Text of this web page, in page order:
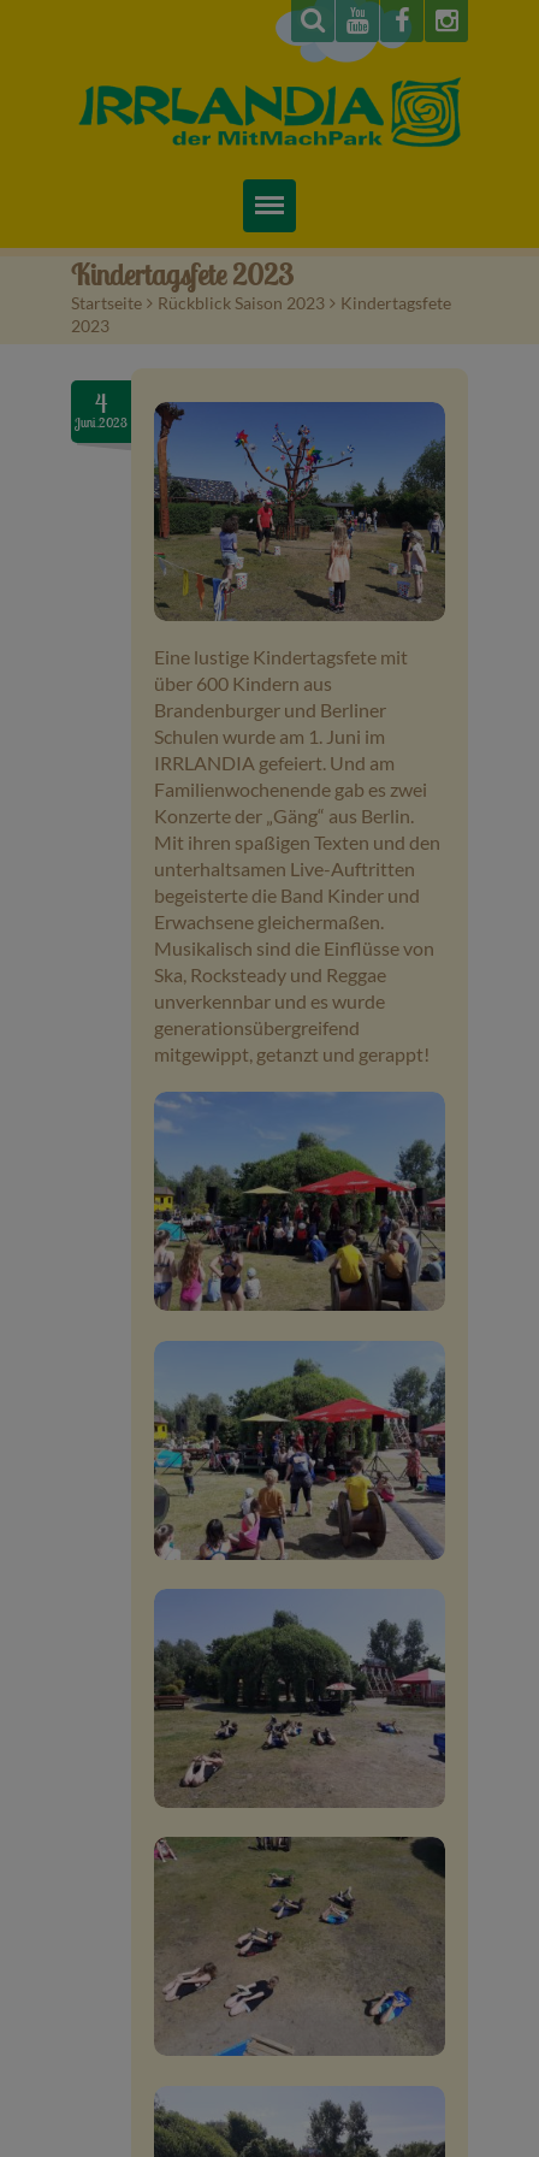
Startseite
Preise & Infos
Tickets
Attraktionen
Videos
Veranstaltungen
Baumpaten
Kontakt
Kindertagsfete 2023
Startseite > Rückblick Saison 2023 > Kindertagsfete
2023
4
Juni.2023
Eine lustige Kindertagsfete mit
über 600 Kindern aus
Brandenburger und Berliner
Schulen wurde am 1. Juni im
IRRLANDIA gefeiert. Und am
Familienwochenende gab es zwei
Konzerte der „Gäng“ aus Berlin.
Mit ihren spaßigen Texten und den
unterhaltsamen Live-Auftritten
begeisterte die Band Kinder und
Erwachsene gleichermaßen.
Musikalisch sind die Einflüsse von
Ska, Rocksteady und Reggae
unverkennbar und es wurde
generationsübergreifend
mitgewippt, getanzt und gerappt!